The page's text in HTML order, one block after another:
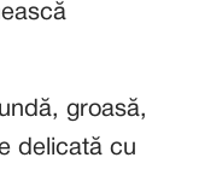
groasă,
delicată cu